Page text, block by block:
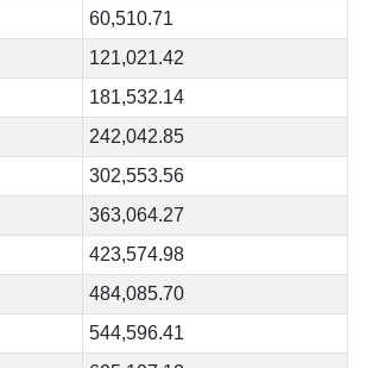
60,510.71
121,021.42
181,532.14
242,042.85
302,553.56
363,064.27
423,574.98
484,085.70
544,596.41